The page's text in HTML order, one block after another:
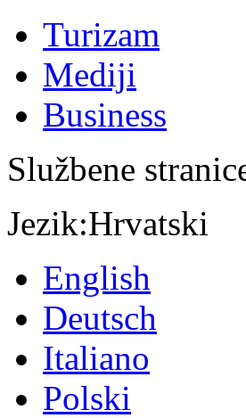
Turizam
Mediji
Business
Službene
Jezik:Hrvatski
English
Deutsch
Italiano
Polski